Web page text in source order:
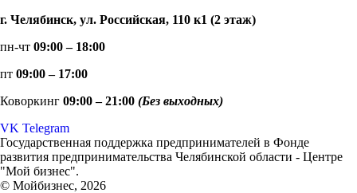
г. Челябинск, ул. Российская, 110 к1 (2 этаж)
пн-чт 09:00 – 18:00
пт 09:00 – 17:00
Коворкинг 09:00 – 21:00 (Без выходных)
VK Telegram
Государственная поддержка предпринимателей в Фонде
развития предпринимательства Челябинской области - Центре
"Мой бизнес".
© Мойбизнес, 2026